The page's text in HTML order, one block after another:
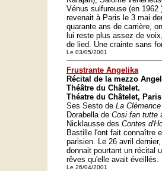
Vénus sulfureuse (en 1962
revenait à Paris le 3 mai
quarante ans de carrière,
lui reste plus assez de
de lied. Une crainte sans
Le 03/05/2001
Frustrante Angelika
Récital de la mezzo
Théâtre du Châtelet.
Théatre du Châtelet, Paris
Ses Sesto de La
Dorabella de Cosi fan tutte
Nicklausse des Contes
Bastille l'ont fait connaître
parisien. Le 26 avril
donnait pourtant un récital
rêves qu'elle avait éveillés.
Le 26/04/2001